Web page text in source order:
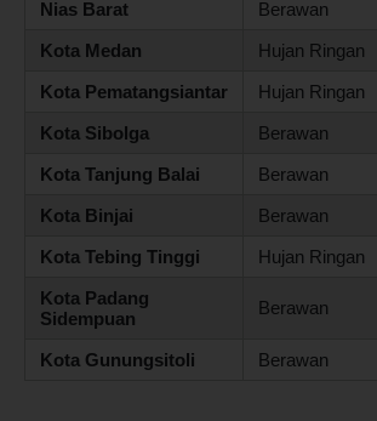
Nias Barat
Berawan
Kota Medan
Hujan Ringan
Kota Pematangsiantar
Hujan Ringan
Kota Sibolga
Berawan
Kota Tanjung Balai
Berawan
Kota Binjai
Berawan
Kota Tebing Tinggi
Hujan Ringan
Kota Padang
Sidempuan
Berawan
Kota Gunungsitoli Berawan